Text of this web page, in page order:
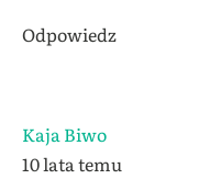
Odpowiedz
Kaja Biwo
10 lata temu